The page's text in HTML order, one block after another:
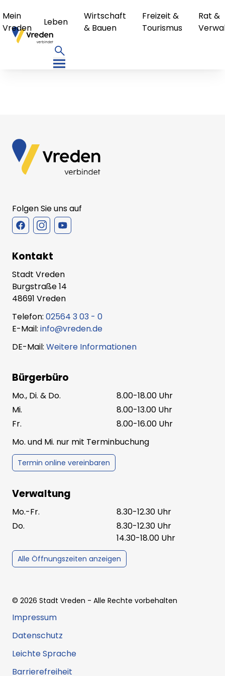
Mein
Vreden
Leben
Wirtschaft
& Bauen
Freizeit &
Tourismus
Rat &
Folgen Sie uns auf
Kontakt
Stadt Vreden
Burgstraße 14
48691 Vreden
Telefon: 02564 3 03 - 0
E-Mail: info@vreden.de
DE-Mail: Weitere Informationen
Bürgerbüro
Mo., Di. & Do.
8.00-18.00 Uhr
Mi.
8.00-13.00 Uhr
Fr.
8.00-16.00 Uhr
Mo. und Mi. nur mit Terminbuchung
Termin online vereinbaren
Verwaltung
Mo.-Fr.
8.30-12.30 Uhr
Do.
8.30-12.30 Uhr
14.30-18.00 Uhr
Alle Öffnungszeiten anzeigen
© 2026 Stadt Vreden - Alle Rechte vorbehalten
Impressum
Datenschutz
Leichte Sprache
Barrierefreiheit